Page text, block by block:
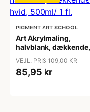
PIGMENT ART SCHOOL
Art Akrylmaling,
halvblank, dækkende,
VEJL. PRIS 109,00 KR
85,95 kr